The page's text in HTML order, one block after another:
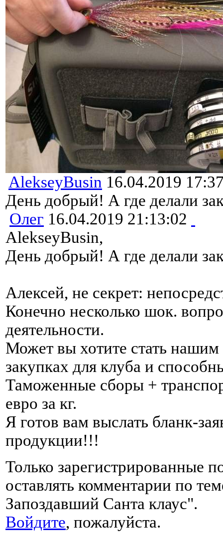
AlekseyBusin 16.04.2019
День добрый! А где делали
Олег 16.04.2019 21:13:02
AlekseyBusin,
День добрый! А где делали
Алексей, не секрет:
Конечно несколько шок.
деятельности.
Может вы хотите стать
закупках для клуба и
Таможенные сборы +
евро за кг.
Я готов вам выслать бланк-
продукции!!!
Только зарегистрированные
оставлять комментарии по
Запоздавший Санта клаус".
Войдите, пожалуйста.